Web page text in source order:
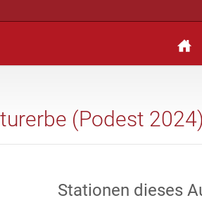
(Podest 2024)
Stationen dieses